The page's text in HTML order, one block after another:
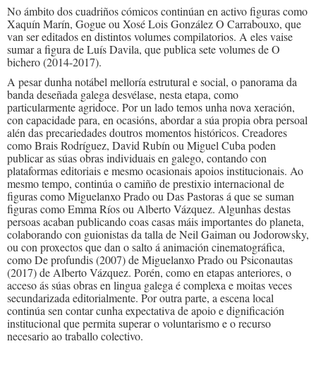
No ámbito dos cuadriños cómicos continúan en activo figuras como
Xaquín Marín, Gogue ou Xosé Lois González O Carrabouxo, que
van ser editados en distintos volumes compilatorios. A eles vaise
sumar a figura de Luís Davila, que publica sete volumes de O
bichero (2014-2017).
A pesar dunha notábel melloría estrutural e social, o panorama da
banda deseñada galega desvélase, nesta etapa, como
particularmente agridoce. Por un lado temos unha nova xeración,
con capacidade para, en ocasións, abordar a súa propia obra persoal
alén das precariedades doutros momentos históricos. Creadores
como Brais Rodríguez, David Rubín ou Miguel Cuba poden
publicar as súas obras individuais en galego, contando con
plataformas editoriais e mesmo ocasionais apoios institucionais. Ao
mesmo tempo, continúa o camiño de prestixio internacional de
figuras como Miguelanxo Prado ou Das Pastoras á que se suman
figuras como Emma Ríos ou Alberto Vázquez. Algunhas destas
persoas acaban publicando coas casas máis importantes do planeta,
colaborando con guionistas da talla de Neil Gaiman ou Jodorowsky,
ou con proxectos que dan o salto á animación cinematográfica,
como De profundis (2007) de Miguelanxo Prado ou Psiconautas
(2017) de Alberto Vázquez. Porén, como en etapas anteriores, o
acceso ás súas obras en lingua galega é complexa e moitas veces
secundarizada editorialmente. Por outra parte, a escena local
continúa sen contar cunha expectativa de apoio e dignificación
institucional que permita superar o voluntarismo e o recurso
necesario ao traballo colectivo.